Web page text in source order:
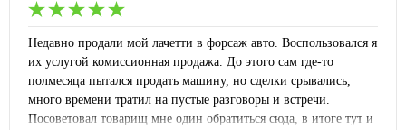
Недавно продали мой лачетти в форсаж авто. Воспользовался я
их услугой комиссионная продажа. До этого сам где-то
полмесяца пытался продать машину, но сделки срывались,
много времени тратил на пустые разговоры и встречи.
Посоветовал товарищ мне один обратиться сюда, в итоге тут и